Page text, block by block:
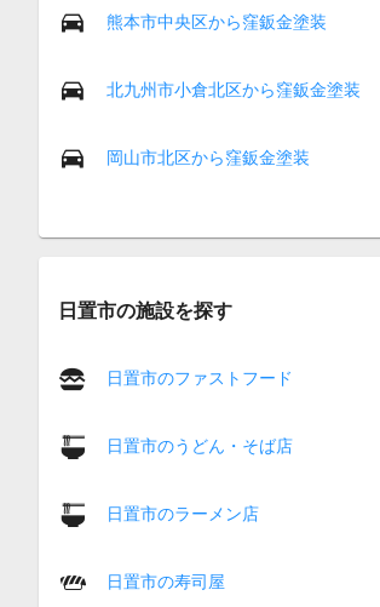
熊本市中央区から窪鈑金塗装
北九州市小倉北区から窪鈑金塗装
岡山市北区から窪鈑金塗装
日置市の施設を探す
日置市のファストフード
日置市のうどん・そば店
日置市のラーメン店
日置市の寿司屋